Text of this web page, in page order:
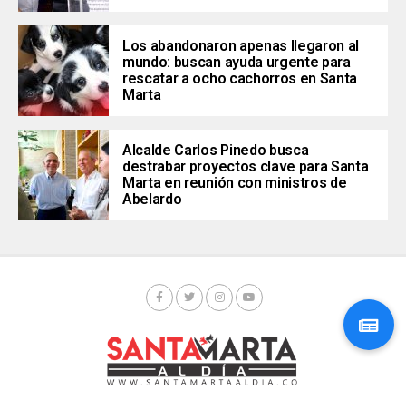
Los abandonaron apenas llegaron al
mundo: buscan ayuda urgente para
rescatar a ocho cachorros en Santa
Marta
Alcalde Carlos Pinedo busca
destrabar proyectos clave para Santa
Marta en reunión con ministros de
Abelardo